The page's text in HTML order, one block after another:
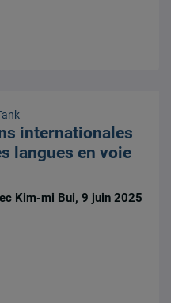
internationales
langues en voie
Kim-mi Bui, 9 juin 2025